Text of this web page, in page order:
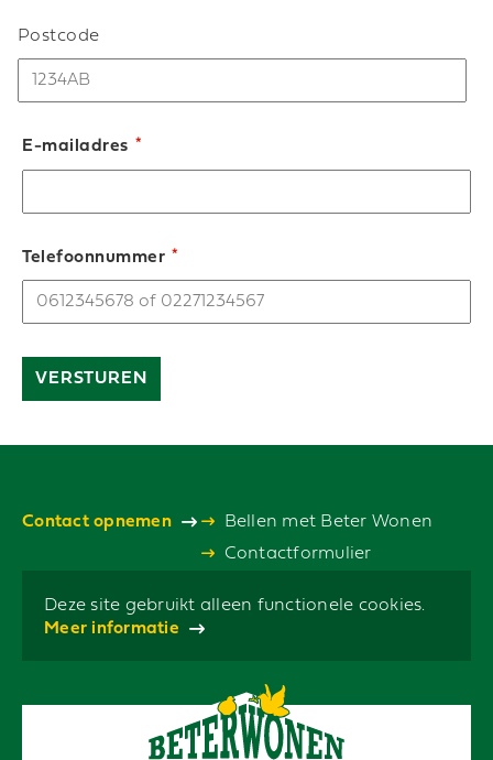
Postcode
E-mailadres *
Telefoonnummer *
VERSTUREN
Contact opnemen
Bellen met Beter Wonen
Contactformulier
Deze site gebruikt alleen functionele cookies.
Meer informatie